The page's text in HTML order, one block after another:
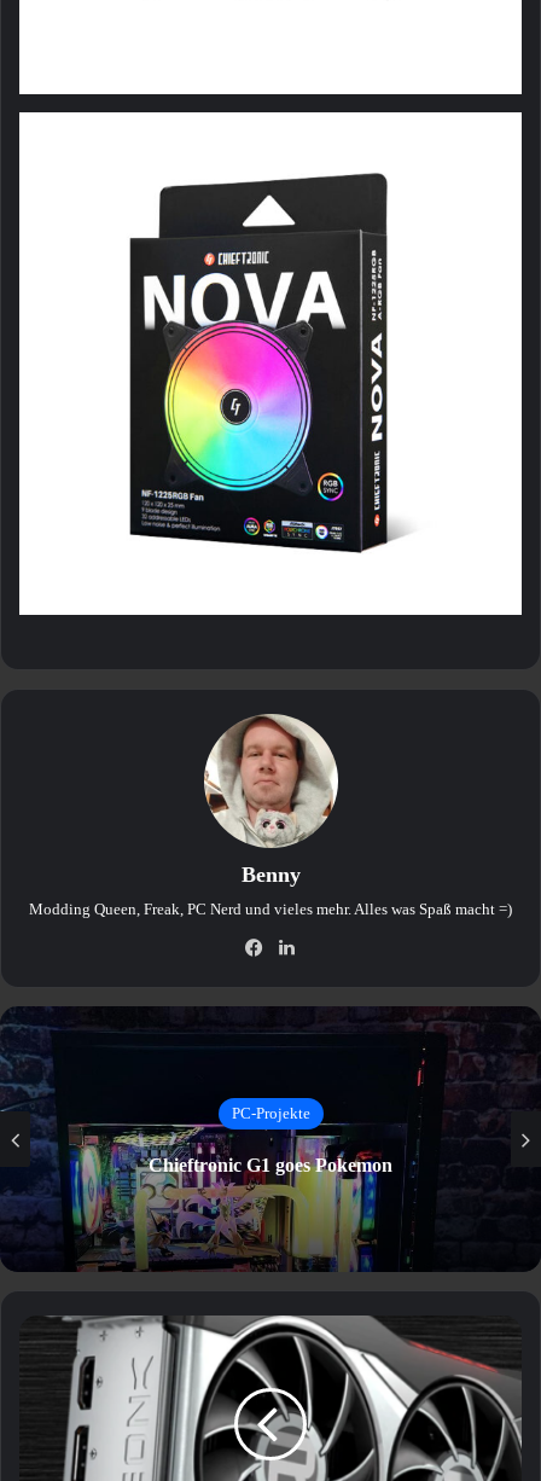
Benny
Modding Queen, Freak, PC Nerd und vieles mehr. Alles was Spaß macht =)
Facebook
PC-Projekte
Chieftronic G1 goes Pokemon
6700XT